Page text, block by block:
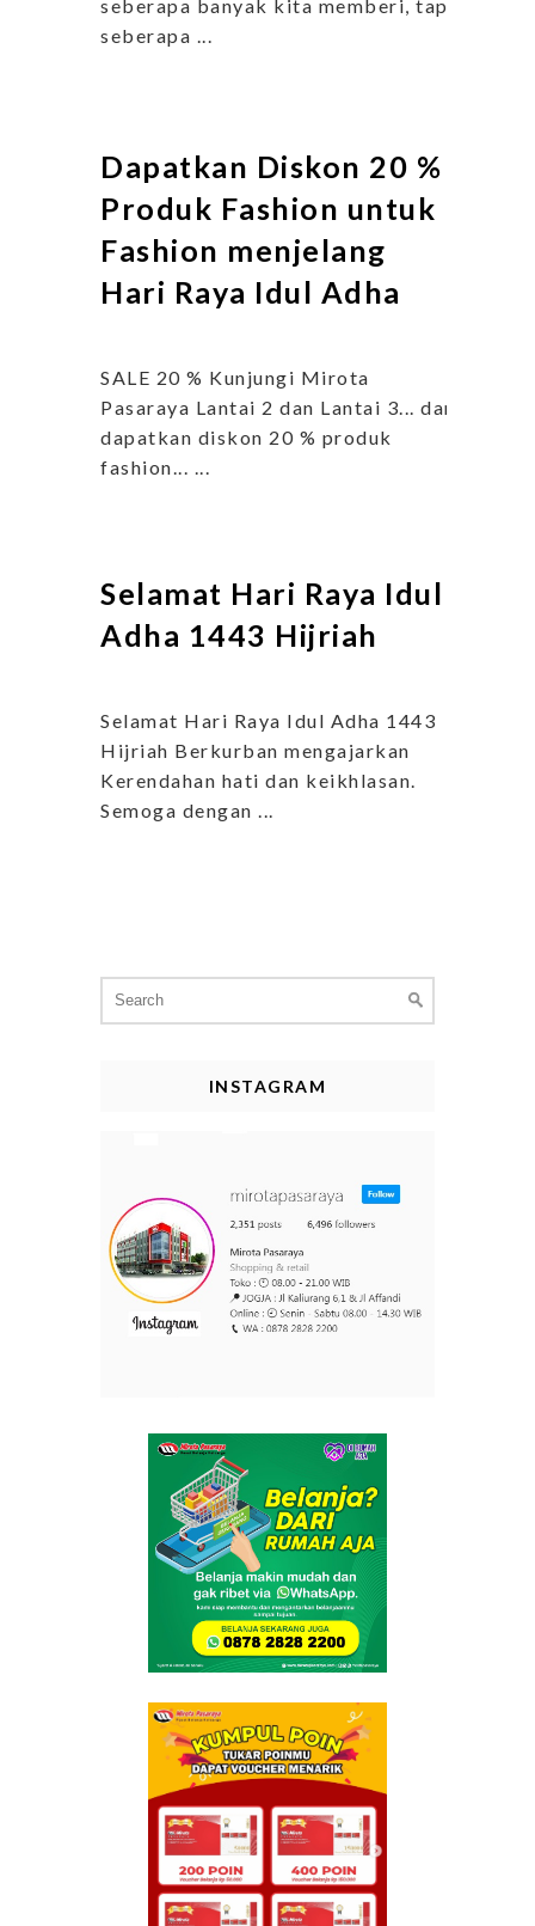
seberapa banyak kita memberi, tapi
seberapa ...
Dapatkan Diskon 20 %
Produk Fashion untuk
Fashion menjelang
Hari Raya Idul Adha
SALE 20 % Kunjungi Mirota
Pasaraya Lantai 2 dan Lantai 3... dan
dapatkan diskon 20 % produk
fashion... ...
Selamat Hari Raya Idul
Adha 1443 Hijriah
Selamat Hari Raya Idul Adha 1443
Hijriah Berkurban mengajarkan
Kerendahan hati dan keikhlasan.
Semoga dengan ...
Search
for:
INSTAGRAM